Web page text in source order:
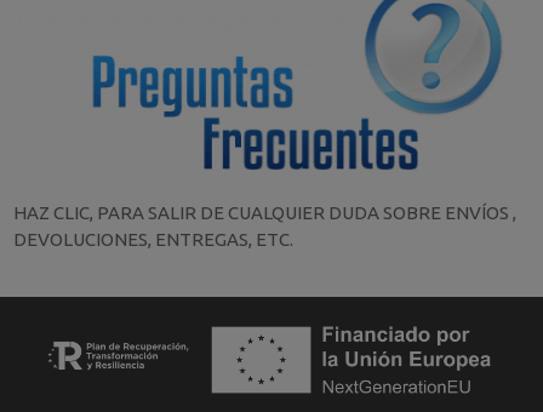
HAZ CLIC, PARA SALIR DE CUALQUIER DUDA SOBRE ENVÍOS ,
DEVOLUCIONES, ENTREGAS, ETC.